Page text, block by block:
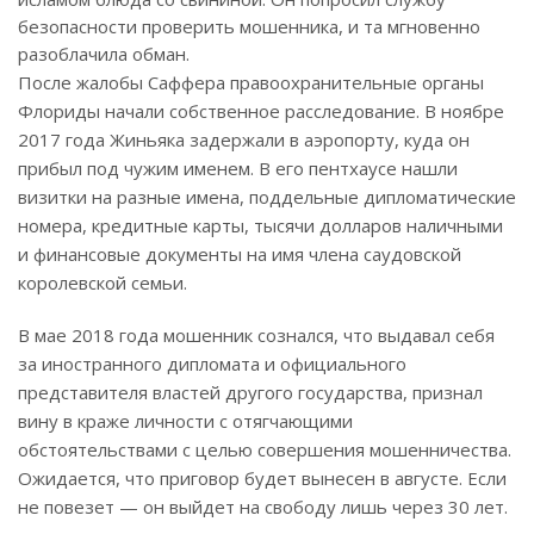
безопасности проверить мошенника, и та мгновенно
разоблачила обман.
После жалобы Саффера правоохранительные органы
Флориды начали собственное расследование. В ноябре
2017 года Жиньяка задержали в аэропорту, куда он
прибыл под чужим именем. В его пентхаусе нашли
визитки на разные имена, поддельные дипломатические
номера, кредитные карты, тысячи долларов наличными
и финансовые документы на имя члена саудовской
королевской семьи.
В мае 2018 года мошенник сознался, что выдавал себя
за иностранного дипломата и официального
представителя властей другого государства, признал
вину в краже личности с отягчающими
обстоятельствами с целью совершения мошенничества.
Ожидается, что приговор будет вынесен в августе. Если
не повезет — он выйдет на свободу лишь через 30 лет.